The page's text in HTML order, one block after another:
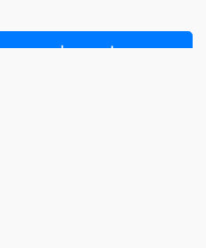
همین امروز پرو دریافت کنید!